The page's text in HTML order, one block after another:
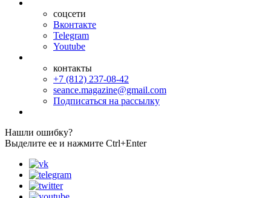
соцсети
Вконтакте
Telegram
Youtube
контакты
+7 (812) 237-08-42
seance.magazine@gmail.com
Подписаться на рассылку
Нашли ошибку?
Выделите ее и нажмите Ctrl+Enter